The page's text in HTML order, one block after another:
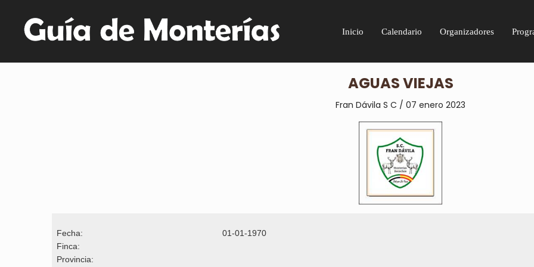
Inicio Calendario Organizadores
AGUAS VIEJAS
Fran Dávila S C / 07 enero 2023
Fecha:
01-01-1970
Finca:
Provincia: